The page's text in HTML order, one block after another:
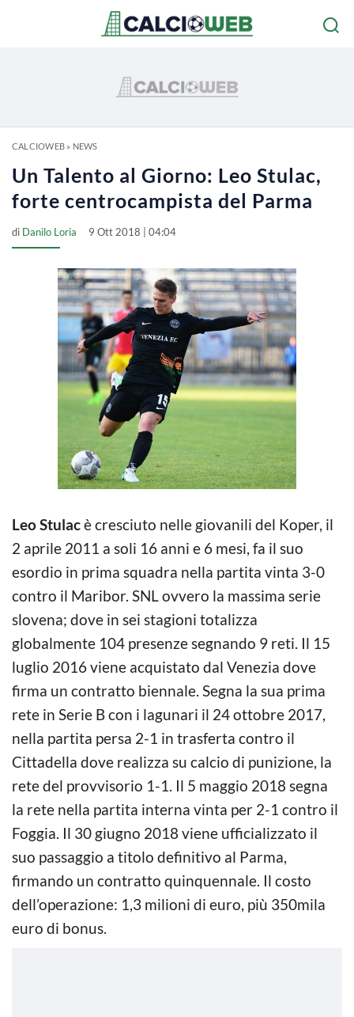
CALCIOWEB» NEWS
Un Talento al Giorno: Leo Stulac,
forte centrocampista del Parma
di Danilo Loria 9 Ott 2018 | 04:04
Leo Stulacè cresciuto nelle giovanili del Koper, il
2 aprile 2011 a soli 16 anni e 6 mesi, fa il suo
esordio in prima squadra nella partita vinta 3-0
contro il Maribor. SNL ovvero la massima serie
slovena; dove in sei stagioni totalizza
globalmente 104 presenze segnando 9 reti. Il 15
luglio 2016 viene acquistato dal Venezia dove
firma un contratto biennale. Segna la sua prima
rete in Serie B con i lagunari il 24 ottobre 2017,
nella partita persa 2-1 in trasferta contro il
Cittadella dove realizza su calcio di punizione, la
rete del provvisorio 1-1. Il 5 maggio 2018 segna
la rete nella partita interna vinta per 2-1 contro il
Foggia. Il 30 giugno 2018 viene ufficializzato il
suo passaggio a titolo definitivo al Parma,
firmando un contratto quinquennale. Il costo
dell’operazione: 1,3 milioni di euro, più 350mila
euro di bonus.